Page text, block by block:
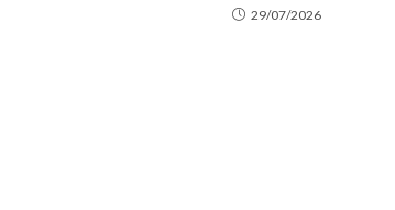
29/07/2026